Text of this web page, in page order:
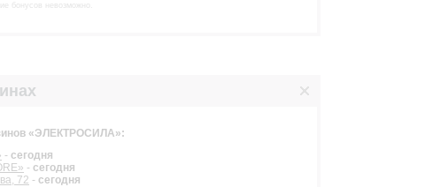
бонусов невозможно.
«ЭЛЕКТРОСИЛА»:
- сегодня
- сегодня
72 - сегодня